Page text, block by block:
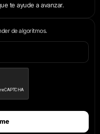
te ayude a avanzar.
de algoritmos.